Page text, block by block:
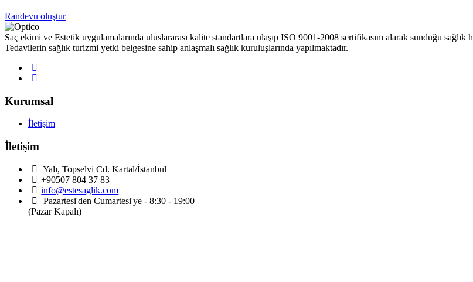
Randevu oluştur
Saç ekimi ve Estetik uygulamalarında uluslararası kalite standartlara ulaşıp ISO 9001-2008 sertifikasını alarak sunduğu
Tedavilerin sağlık turizmi yetki belgesine sahip anlaşmalı sağlık kuruluşlarında yapılmaktadır.
Kurumsal
İletişim
İletişim
Yalı, Topselvi Cd. Kartal/İstanbul
+90507 804 37 83
info@estesaglik.com
Pazartesi'den Cumartesi'ye - 8:30 - 19:00
(Pazar Kapalı)